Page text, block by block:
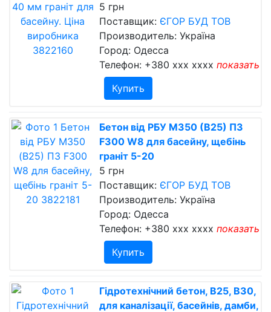
5 грн
Поставщик: ЄГОР БУД ТОВ
Производитель: Україна
Город: Одесса
Телефон: +380 xxx xxxx показать
Купить
Бетон від РБУ М350 (В25) П3
F300 W8 для басейну, щебінь
граніт 5-20
5 грн
Поставщик: ЄГОР БУД ТОВ
Производитель: Україна
Город: Одесса
Телефон: +380 xxx xxxx показать
Купить
Гідротехнічний бетон, В25, В30,
для каналізації, басейнів, дамби,